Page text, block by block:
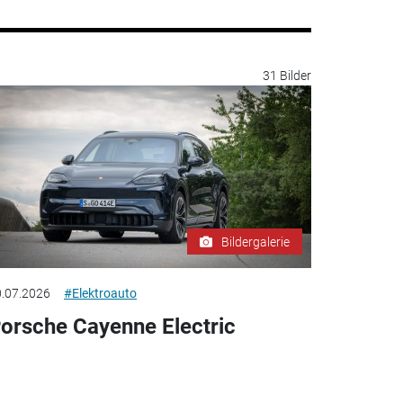
31 Bilder
Bildergalerie
#Elektroauto
Cayenne Electric